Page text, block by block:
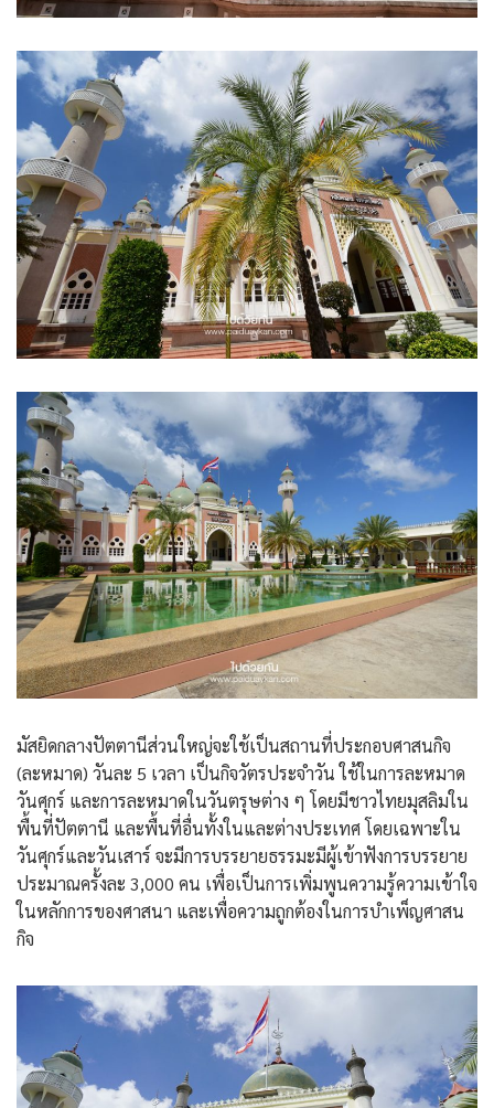
มัสยิดกลางปัตตานีส่วนใหญ่จะใช้เป็นสถานที่ประกอบศาสนกิจ
(ละหมาด) วันละ 5 เวลา เป็นกิจวัตรประจำวัน ใช้ในการละหมาด
วันศุกร์ และการละหมาดในวันตรุษต่าง ๆ โดยมีชาวไทยมุสลิมใน
พื้นที่ปัตตานี และพื้นที่อื่นทั้งในและต่างประเทศ โดยเฉพาะใน
วันศุกร์และวันเสาร์ จะมีการบรรยายธรรมะมีผู้เข้าฟังการบรรยาย
ประมาณครั้งละ 3,000 คน เพื่อเป็นการเพิ่มพูนความรู้ความเข้าใจ
ในหลักการของศาสนา และเพื่อความถูกต้องในการบำเพ็ญศาสน
กิจ